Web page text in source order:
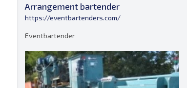
Arrangement bartender
https://eventbartenders.com/
Eventbartender